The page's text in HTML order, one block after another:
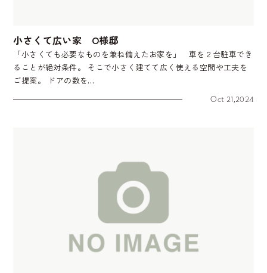
小さくて広い家 O様邸
「小さくても必要なものを兼ね備えたお家を」 車を２台駐車でき
ることが絶対条件。 そこで小さく建てて広く使える空間や工夫を
ご提案。 ドアの数を…
Oct 21,2024